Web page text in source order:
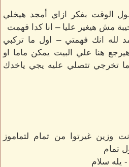
الوقت بفكر ازاي أمجد هيخلي
مش هيغير عليا – انا كدا فهمت
لله انك فهمتي – اول ما تركبي
هنا علي البيت يمكن ماما او
تخرجي تتصلي عليه يجي ياخدك
وزين غيرتوا من تمام لتماموز
تمام
يله سلام